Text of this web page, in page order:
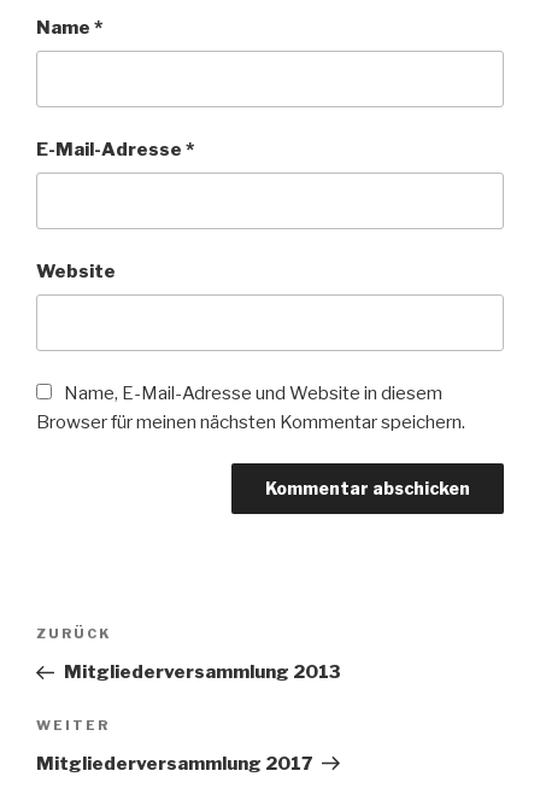
Name *
E-Mail-Adresse *
Website
Name, E-Mail-Adresse und Website in diesem
Browser für meinen nächsten Kommentar speichern.
Beitragsnavigation
Vorheriger
Beitrag
ZURÜCK
Mitgliederversammlung 2013
Nächster
Beitrag
WEITER
Mitgliederversammlung 2017